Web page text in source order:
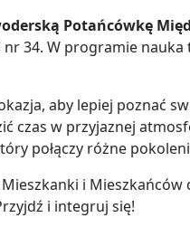
Potańcówkę
nr 34. W programie
aby lepiej poznać
czas w przyjaznej
połączy różne
i
i integruj się!